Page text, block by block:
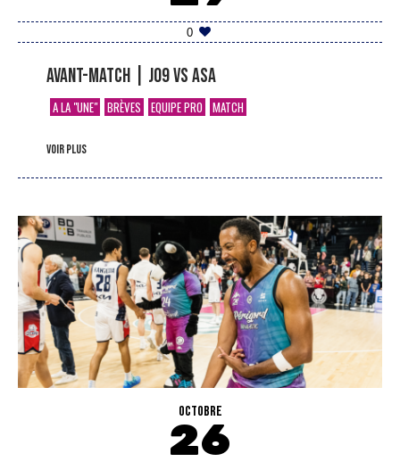
0
Avant-match | J09 vs ASA
A LA "UNE" BRÈVES EQUIPE PRO MATCH
voir plus
OCTOBRE
26